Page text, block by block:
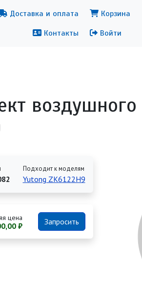
Доставка и оплата
Контакты
Меню
Корзина
Войти
воздушного
Подходит к моделям
Yutong ZK6122H9
цена
₽ Запросить